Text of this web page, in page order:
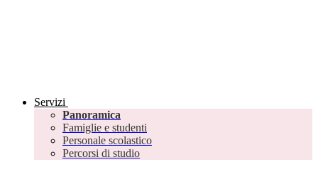
Servizi
Panoramica
Famiglie e studenti
Personale scolastico
Percorsi di studio